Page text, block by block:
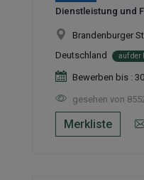
Dienstleistung und
Brandenburger
Deutschland
auf der
Bewerben bis :
gesehen von
Merkliste